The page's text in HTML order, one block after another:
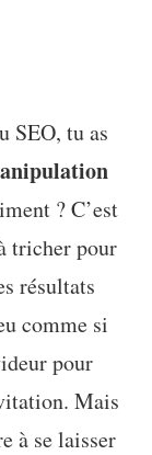
SEO, tu as
? C’est
tricher pour
résultats
comme si
pour
Mais
à se laisser